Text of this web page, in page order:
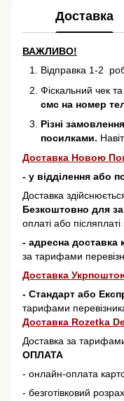
Доставка
ВАЖЛИВО!
Відправка 1-2
Фіскальний чек
смс на номер
Різні
посилками.
Доставка Новою
- у відділення або
Доставка
Безкоштовно для
оплаті або
- адресна доставка
за тарифами
Доставка
- Стандарт або
тарифами
Доставка Rozetka
Доставка за
ОПЛАТА
- онлайн-оплата
- безготівковий